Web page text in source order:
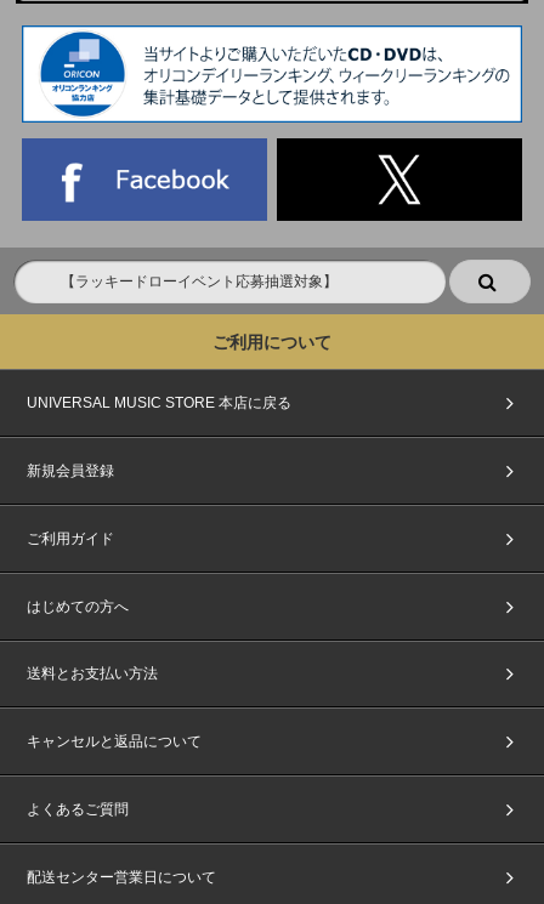
ご利用について
UNIVERSAL MUSIC STORE 本店に戻る
新規会員登録
ご利用ガイド
はじめての方へ
送料とお支払い方法
キャンセルと返品について
よくあるご質問
配送センター営業日について